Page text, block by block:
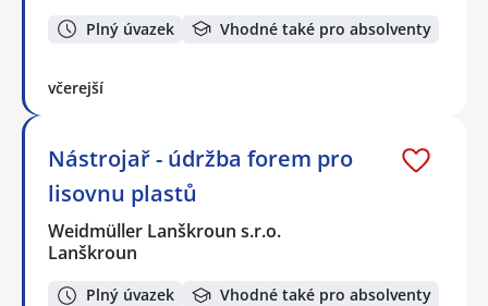
Plný úvazek Vhodné také pro absolventy
včerejší
Nástrojař - údržba forem pro
lisovnu plastů
Weidmüller Lanškroun s.r.o.
Lanškroun
Plný úvazek Vhodné také pro absolventy